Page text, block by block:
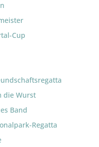
Cup
die Wurst
Band
Regatta